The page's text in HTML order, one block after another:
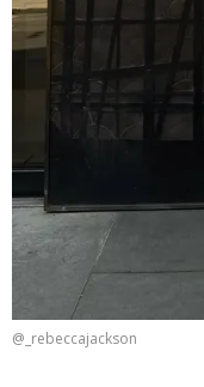
@_rebeccajackson